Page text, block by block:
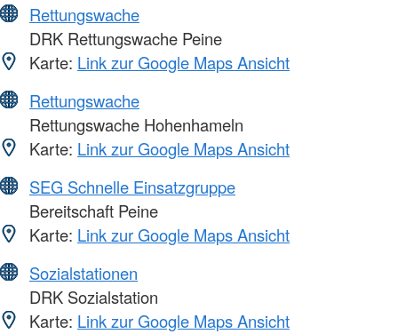
Rettungswache
DRK Rettungswache Peine
Karte: Link zur Google Maps Ansicht
Rettungswache
Rettungswache Hohenhameln
Karte: Link zur Google Maps Ansicht
SEG Schnelle Einsatzgruppe
Bereitschaft Peine
Karte: Link zur Google Maps Ansicht
Sozialstationen
DRK Sozialstation
Karte: Link zur Google Maps Ansicht